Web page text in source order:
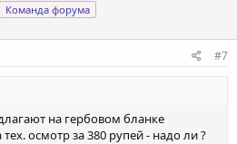
Команда форума
#7
на гербовом бланке
осмотр за 380 рупей - надо ли ?